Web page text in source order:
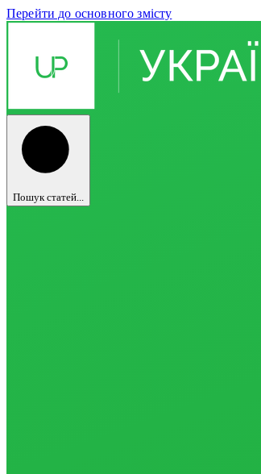
Перейти до основного змісту
Пошук статей...